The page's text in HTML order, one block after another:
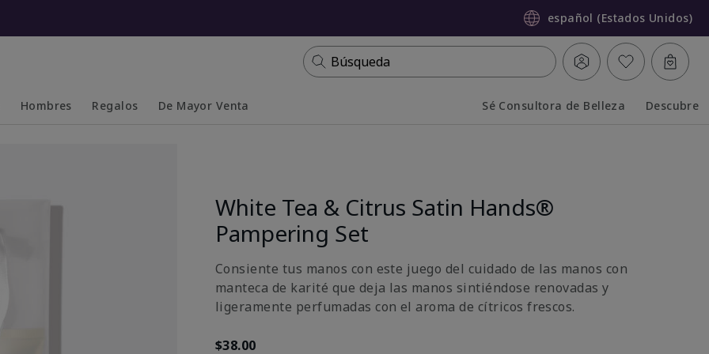
español (Estados Unidos)
Búsqueda
Hombres Regalos De Mayor Venta Sé Consultora de Belleza Descubre
White Tea & Citrus Satin Hands®
Pampering Set
Consiente tus manos con este juego del cuidado de las manos con
manteca de karité que deja las manos sintiéndose renovadas y
ligeramente perfumadas con el aroma de cítricos frescos.
$38.00